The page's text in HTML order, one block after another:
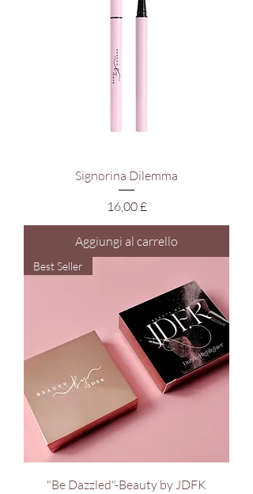
Signorina Dilemma
Prezzo
16,00 £
Aggiungi al carrello
Best Seller
"Be Dazzled"-Beauty by JDFK